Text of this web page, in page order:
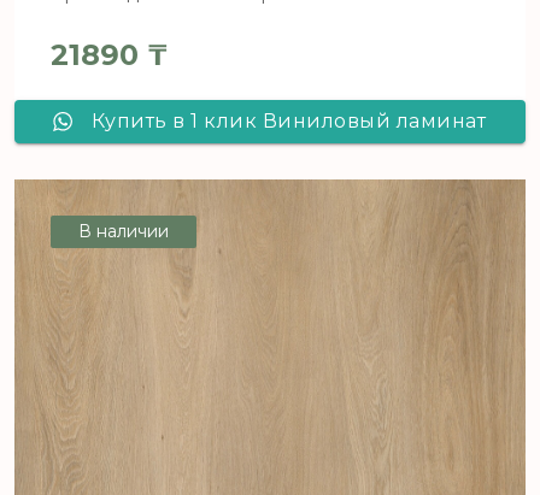
21890 ₸
Купить в 1 клик Виниловый ламинат
В наличии